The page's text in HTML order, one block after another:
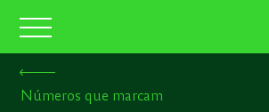
Números que marcam